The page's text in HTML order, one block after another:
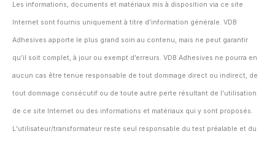
Les informations, documents et matériaux mis à disposition via ce site
Internet sont fournis uniquement à titre d’information générale. VDB
Adhesives apporte le plus grand soin au contenu, mais ne peut garantir
qu’il soit complet, à jour ou exempt d’erreurs. VDB Adhesives ne pourra en
aucun cas être tenue responsable de tout dommage direct ou indirect, de
tout dommage consécutif ou de toute autre perte résultant de l’utilisation
de ce site Internet ou des informations et matériaux qui y sont proposés.
L’utilisateur/transformateur reste seul responsable du test préalable et du